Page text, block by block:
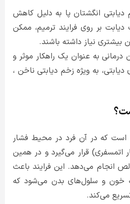
انگشتان پا به دلیل کاهش
بر روی فرایند ترمیم، ممکن
بیشتری نیاز داشته باشند.
به عنوان یک راهکار موثر و
دیابتی، به ویژه زخم دیابتی ناخن ،
است که در آن فرد در محیط فشار
اتمسفری) قرار می‌گیرد و در همین
انجام می‌دهد. این فرایند باعث
خون و سلول‌های بدن می‌شود که
می‌کند.